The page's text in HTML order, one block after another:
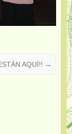
AQUÍ!! →